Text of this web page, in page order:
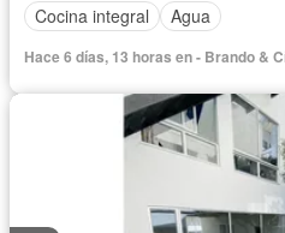
Cocina integral
Agua
Hace 6 días, 13 horas en - Brando &